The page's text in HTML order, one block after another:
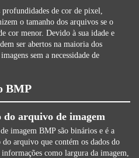
de cor de pixel,
o tamanho dos arquivos se o
cor menor. Devido à sua idade e
ser abertos na maioria dos
sem a necessidade de
BMP
do arquivo de imagem
imagem BMP são binários e é a
arquivo que contém os dados do
como largura da imagem,